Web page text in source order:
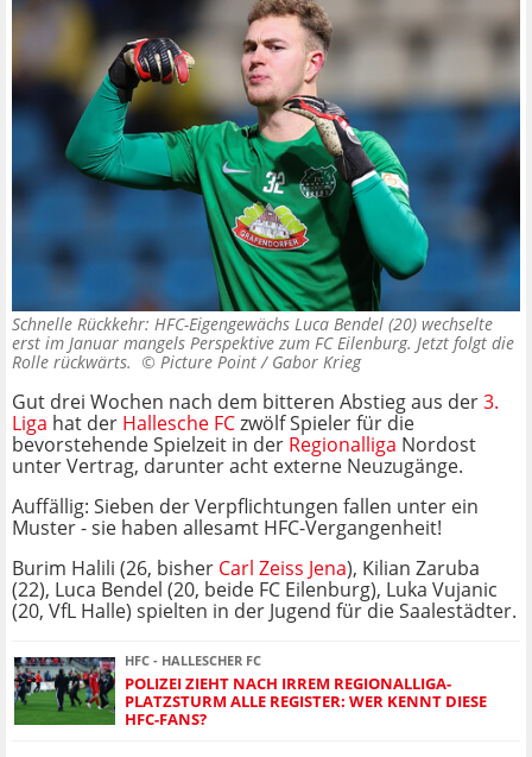
Schnelle Rückkehr: HFC-Eigengewächs Luca Bendel (20) wechselte
erst im Januar mangels Perspektive zum FC Eilenburg. Jetzt folgt die
Rolle rückwärts. © Picture Point / Gabor Krieg
Gut drei Wochen nach dem bitteren Abstieg aus der3.
Liga hat der Hallesche FCzwölf Spieler für die
bevorstehende Spielzeit in der Regionalliga Nordost
unter Vertrag, darunter acht externe Neuzugänge.
Auffällig: Sieben der Verpflichtungen fallen unter ein
Muster - sie haben allesamt HFC-Vergangenheit!
Burim Halili (26, bisher Carl Zeiss Jena), Kilian Zaruba
(22), Luca Bendel (20, beide FC Eilenburg), Luka Vujanic
(20, VfL Halle) spielten in der Jugend für die Saalestädter.
HFC - HALLESCHER FC
POLIZEI ZIEHT NACH IRREM REGIONALLIGA-
PLATZSTURM ALLE REGISTER: WER KENNT DIESE
HFC-FANS?